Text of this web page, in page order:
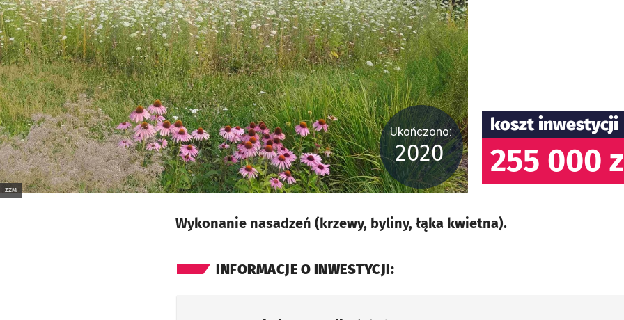
ZZM
Ukończono:
2020
koszt inwestycji
255 000
Wykonanie nasadzeń (krzewy, byliny, łąka kwietna).
INFORMACJE O INWESTYCJI: